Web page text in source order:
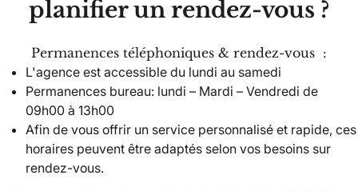
planifier un rendez-vous ?
Permanences téléphoniques & rendez-vous :
L'agence est accessible du lundi au samedi
Permanences bureau: lundi – Mardi – Vendredi de
09h00 à 13h00
Afin de vous offrir un service personnalisé et rapide, ces
horaires peuvent être adaptés selon vos besoins sur
rendez-vous.